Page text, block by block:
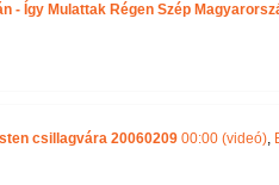
- Így Mulattak Régen Szép
csillagvára 20060209 00:00 (videó),